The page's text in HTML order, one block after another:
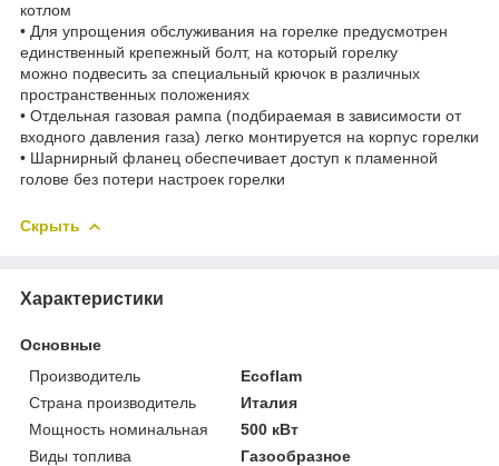
котлом
• Для упрощения обслуживания на горелке предусмотрен
единственный крепежный болт, на который горелку
можно подвесить за специальный крючок в различных
пространственных положениях
• Отдельная газовая рампа (подбираемая в зависимости от
входного давления газа) легко монтируется на корпус горелки
• Шарнирный фланец обеспечивает доступ к пламенной
голове без потери настроек горелки
Скрыть
Характеристики
Основные
Производитель
Ecoflam
Страна производитель
Италия
Мощность номинальная
500 кВт
Виды топлива
Газообразное